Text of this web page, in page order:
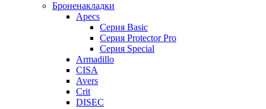
Броненакладки
Apecs
Серия Basic
Серия Protector Pro
Серия Special
Armadillo
CISA
Avers
Crit
DISEC